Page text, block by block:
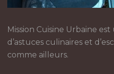
Mission Cuisine Urbaine
d’astuces culinaires et
comme ailleurs.